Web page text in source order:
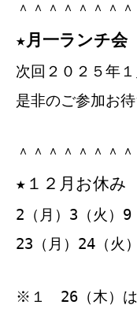
＾＾＾＾＾＾＾
★月一ランチ会
次回２０２５年
是非のご参加お
＾＾＾＾＾＾＾
★１２月お休み
2（月）3（火）
23（月）24（火
※１ 26（木）は